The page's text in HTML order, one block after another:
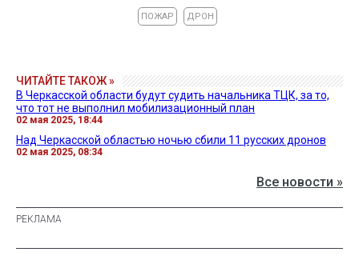
ПОЖАР ДРОН
ЧИТАЙТЕ ТАКОЖ »
В Черкасской области будут судить начальника ТЦК, за то,
что тот не выполнил мобилизационный план
02 мая 2025, 18:44
Над Черкасской областью ночью сбили 11 русских дронов
02 мая 2025, 08:34
Все новости »